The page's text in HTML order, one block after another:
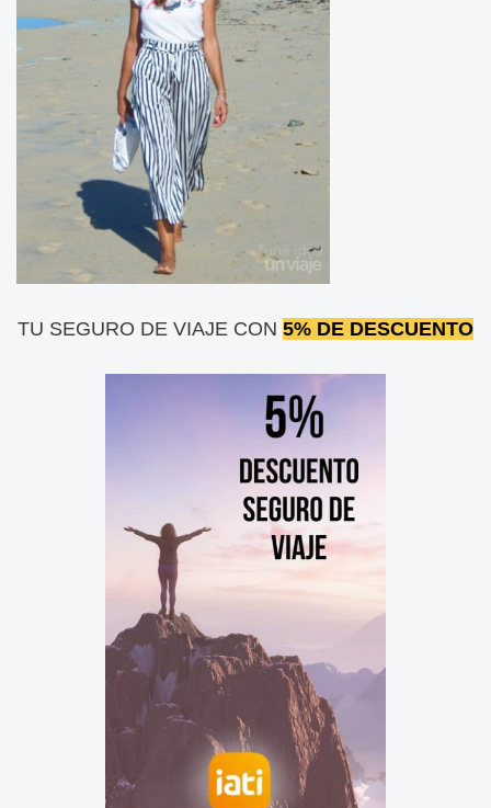
TU SEGURO DE VIAJE CON 5% DE DESCUENTO